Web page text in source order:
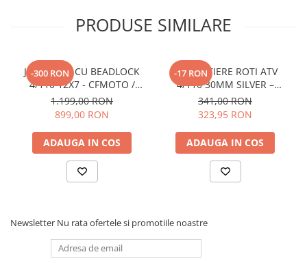
Flexibila si usor de manevrat
Nu Include: Carlig de prindere (hook).
PRODUSE SIMILARE
-300 RON
JANTA ATV CU BEADLOCK
4/110 12X7 - CFMOTO /
YAMAHA / SUZUKI - NEGRU
CU ALBASTRU
1.199,00 RON
899,00 RON
ADAUGA IN COS
-17 RON
DISTANTIERE ROTI ATV
4/110 30MM SILVER –
CFMOTO / YAMAHA /
SUZUKI (PREZON M10x1.25)
341,00 RON
323,95 RON
ADAUGA IN COS
Newsletter Nu rata ofertele si promotiile noastre